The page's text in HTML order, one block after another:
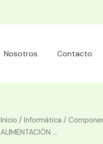
Nosotros Contacto
Inicio / Informática /
ALIMENTACIÓN ...